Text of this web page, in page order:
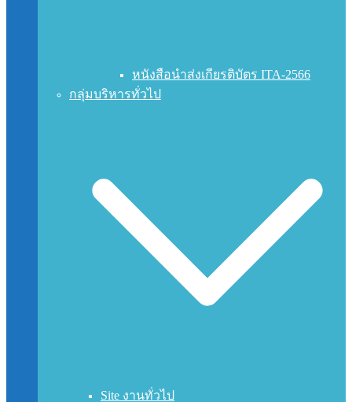
หนังสือนำส่งเกียรติบัตร ITA-2566
กลุ่มบริหารทั่วไป
Site งานทั่วไป